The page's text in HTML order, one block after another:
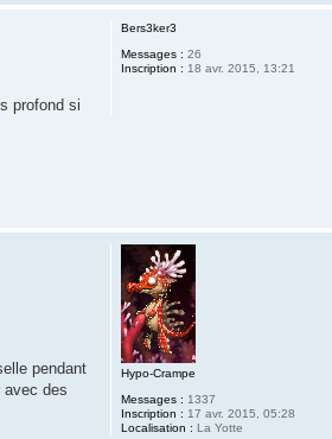
Bers3ker3
Messages : 26
Inscription : 18 avr. 2015, 13:21
profond si
Hypo-Crampe
Messages : 1337
Inscription : 17 avr. 2015, 05:28
Localisation : La Yotte
pendant
avec des